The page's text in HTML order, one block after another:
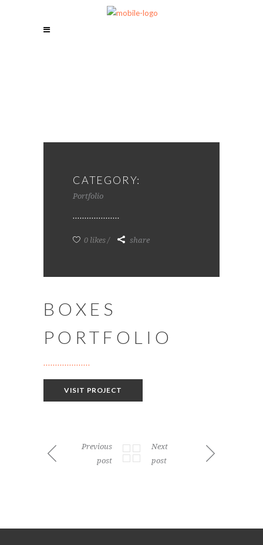
CATEGORY:
Portfolio
0 likes share
BOXES
PORTFOLIO
VISIT PROJECT
Previous
post
Next
post